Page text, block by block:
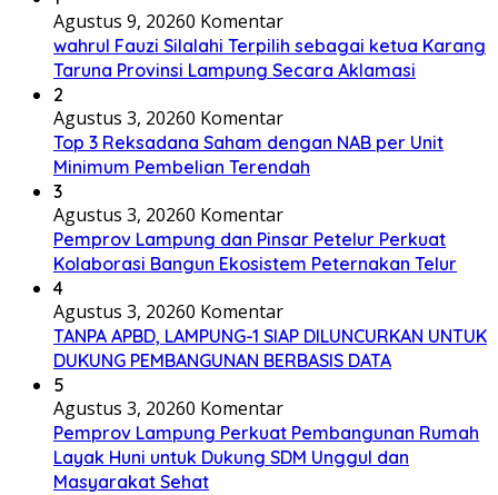
Agustus 9, 20260 Komentar
wahrul Fauzi Silalahi Terpilih sebagai ketua Karang
Taruna Provinsi Lampung Secara Aklamasi
2
Agustus 3, 20260 Komentar
Top 3 Reksadana Saham dengan NAB per Unit
Minimum Pembelian Terendah
3
Agustus 3, 20260 Komentar
Pemprov Lampung dan Pinsar Petelur Perkuat
Kolaborasi Bangun Ekosistem Peternakan Telur
4
Agustus 3, 20260 Komentar
TANPA APBD, LAMPUNG-1 SIAP DILUNCURKAN UNTUK
DUKUNG PEMBANGUNAN BERBASIS DATA
5
Agustus 3, 20260 Komentar
Pemprov Lampung Perkuat Pembangunan Rumah
Layak Huni untuk Dukung SDM Unggul dan
Masyarakat Sehat